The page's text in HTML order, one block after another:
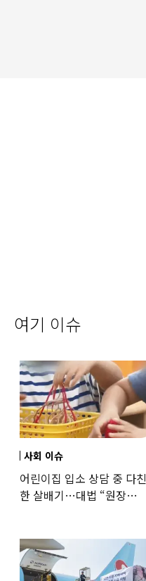
여기 이슈
사회 이슈
어린이집 입소 상담 중 다친
한 살배기…대법 “원장